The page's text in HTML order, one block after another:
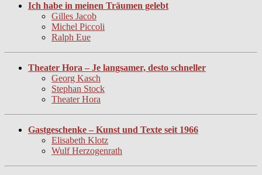
Ich habe in meinen Träumen gelebt
Gilles Jacob
Michel Piccoli
Ralph Eue
Theater Hora – Je langsamer, desto schneller
Georg Kasch
Stephan Stock
Theater Hora
Gastgeschenke – Kunst und Texte seit 1966
Elisabeth Klotz
Wulf Herzogenrath